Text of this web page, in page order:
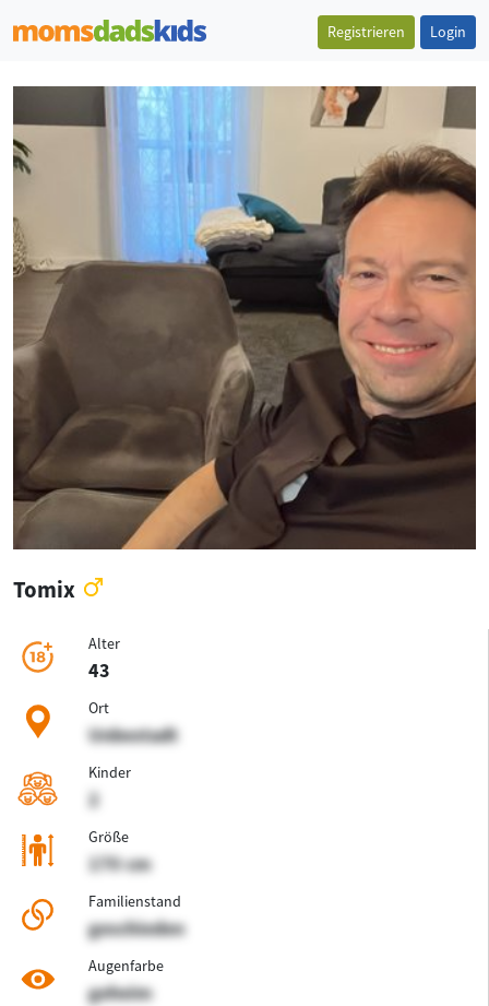
Registrieren Login
Tomix
Alter
43
Ort
Unbestadt
Kinder
2
Größe
170 cm
Familienstand
geschieden
Augenfarbe
geheim